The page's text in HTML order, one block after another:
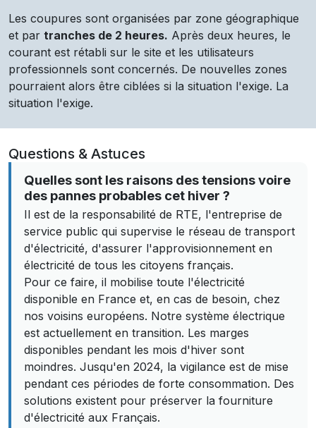
Les coupures sont organisées par zone géographique
et par tranches de 2 heures. Après deux heures, le
courant est rétabli sur le site et les utilisateurs
professionnels sont concernés. De nouvelles zones
pourraient alors être ciblées si la situation l'exige. La
situation l'exige.
Questions & Astuces
Quelles sont les raisons des tensions voire
des pannes probables cet hiver ?
Il est de la responsabilité de RTE, l'entreprise de
service public qui supervise le réseau de transport
d'électricité, d'assurer l'approvisionnement en
électricité de tous les citoyens français.
Pour ce faire, il mobilise toute l'électricité
disponible en France et, en cas de besoin, chez
nos voisins européens. Notre système électrique
est actuellement en transition. Les marges
disponibles pendant les mois d'hiver sont
moindres. Jusqu'en 2024, la vigilance est de mise
pendant ces périodes de forte consommation. Des
solutions existent pour préserver la fourniture
d'électricité aux Français.